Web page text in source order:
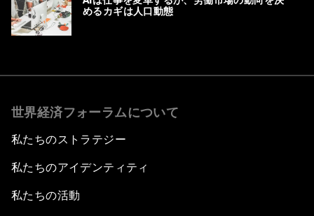
めるカギは人口動態
世界経済フォーラムについて
私たちのストラテジー
私たちのアイデンティティ
私たちの活動